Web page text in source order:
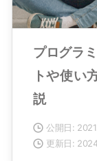
プログラ
トや使い
説
公開日:
更新日: